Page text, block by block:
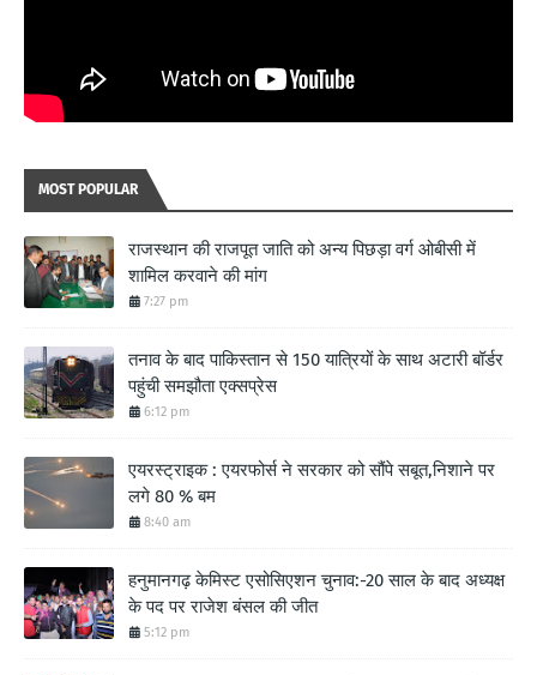
MOST POPULAR
राजस्थान की राजपूत जाति को अन्य पिछड़ा वर्ग ओबीसी में
शामिल करवाने की मांग
7:27 pm
तनाव के बाद पाकिस्तान से 150 यात्रियों के साथ अटारी बॉर्डर
पहुंची समझौता एक्सप्रेस
6:12 pm
एयरस्ट्राइक : एयरफोर्स ने सरकार को सौंपे सबूत,निशाने पर
लगे 80 % बम
8:40 am
हनुमानगढ़ केमिस्ट एसोसिएशन चुनाव:-20 साल के बाद अध्यक्ष
के पद पर राजेश बंसल की जीत
5:12 pm